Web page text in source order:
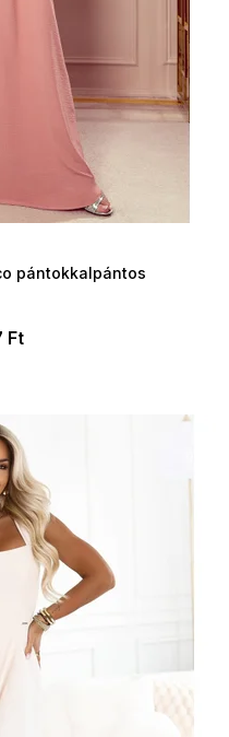
pántokkalpántos
Ft